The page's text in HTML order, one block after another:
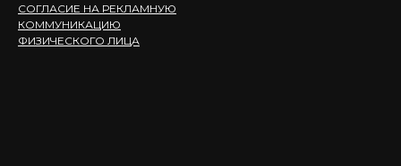
СОГЛАСИЕ НА РЕКЛАМНУЮ
КОММУНИКАЦИЮ
ФИЗИЧЕСКОГО ЛИЦА